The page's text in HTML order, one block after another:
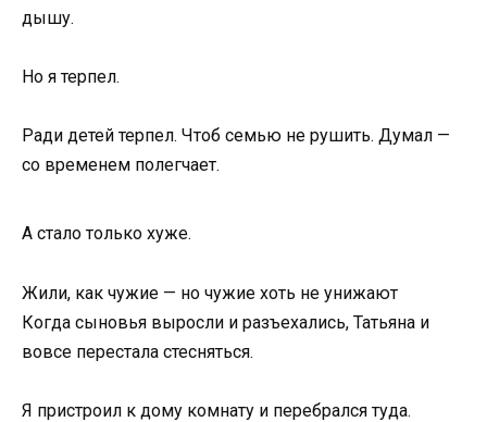
дышу.
Но я терпел.
Ради детей терпел. Чтоб семью не рушить. Думал —
со временем полегчает.
А стало только хуже.
Жили, как чужие — но чужие хоть не унижают
Когда сыновья выросли и разъехались, Татьяна и
вовсе перестала стесняться.
Я пристроил к дому комнату и перебрался туда.